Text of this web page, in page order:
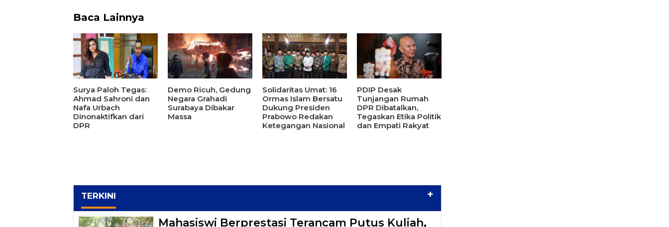
Baca Lainnya
Surya Paloh Tegas:
Ahmad Sahroni dan
Nafa Urbach
Dinonaktifkan dari
DPR
Demo Ricuh, Gedung
Negara Grahadi
Surabaya Dibakar
Massa
Solidaritas Umat: 16
Ormas Islam Bersatu
Dukung Presiden
Prabowo Redakan
Ketegangan Nasional
PDIP Desak
Tunjangan Rumah
DPR Dibatalkan,
Tegaskan Etika Politik
dan Empati Rakyat
TERKINI +
Mahasiswi Berprestasi Terancam Putus Kuliah,